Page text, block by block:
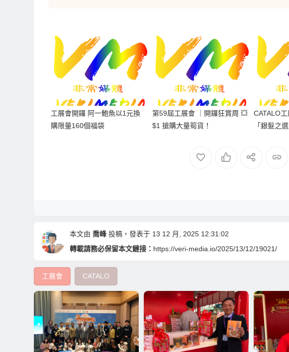
工展會開鑼 阿一鮑魚以1元換
購限量160個福袋
第59屆工展會 ｜開鑼狂賞周 💥
$1 搶購大量筍貨！
CATALO
「銀髮之
本文由喬峰 投稿，發表于 13 12 月, 2025 12:31:02
轉載請務必保留本文鏈接： https://veri-media.io/2025/13/12/19021/
工展會 CATALO